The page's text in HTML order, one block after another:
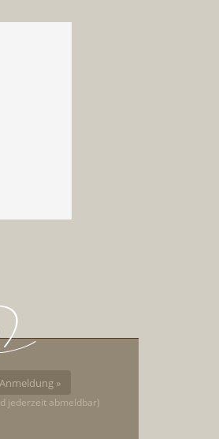
»
jederzeit abmeldbar)